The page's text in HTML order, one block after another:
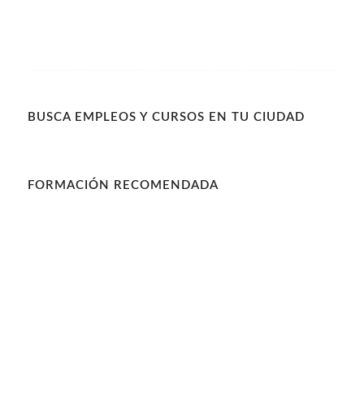
BUSCA EMPLEOS Y CURSOS EN TU CIUDAD
FORMACIÓN RECOMENDADA